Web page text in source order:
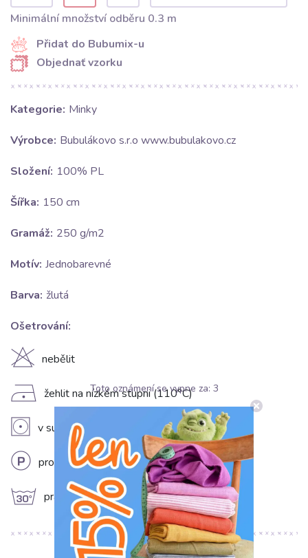
Minimální množství odběru 0.3 m
Přidat do Bubumix-u
Objednať vzorku
Kategorie: Minky
Výrobce: Bubulákovo s.r.o www.bubulakovo.cz
Složení: 100% PL
Šířka: 150 cm
Gramáž: 250 g/m2
Motív: Jednobarevné
Barva: žlutá
Ošetrování:
H nebělit
D žehlit na nízkém stupni (110°C)
V v sušičce sušit na nízkém stupni (do 60°C)
L profesionální chemické čištění
g prát na 30°C
Toto oznámení se vypne za: 2